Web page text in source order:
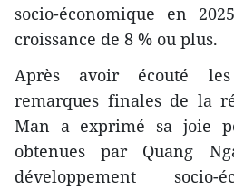
socio-économique en
croissance de 8 % ou plus.
Après avoir écouté
remarques finales de la
Man a exprimé sa joie
obtenues par Quang
développement socio-